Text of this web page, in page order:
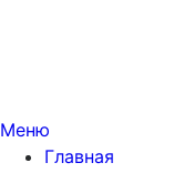
Меню
Главная